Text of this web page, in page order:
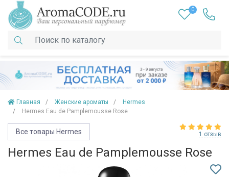
0
Главная Женские ароматы
Hermes
Hermes Eau de Pamplemousse Rose
Все товары Hermes 1 отзыв
Hermes Eau de Pamplemousse Rose